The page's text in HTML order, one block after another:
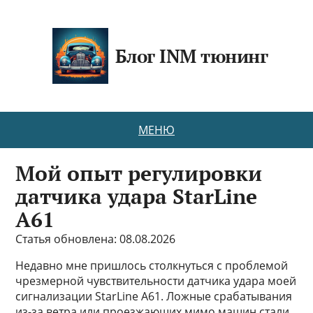
Блог INM тюнинг
МЕНЮ
Мой опыт регулировки
датчика удара StarLine
A61
Статья обновлена: 08.08.2026
Недавно мне пришлось столкнуться с проблемой
чрезмерной чувствительности датчика удара моей
сигнализации StarLine A61. Ложные срабатывания